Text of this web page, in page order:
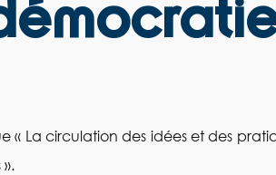
« La circulation des idées et des